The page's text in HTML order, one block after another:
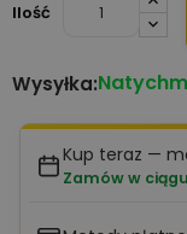
Ilość
Wysyłka:
Kup teraz —
Zamów w